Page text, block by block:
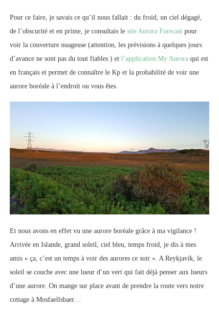
Pour ce faire, je savais ce qu’il nous fallait : du froid, un ciel dégagé,
de l’obscurité et en prime, je consultais le site Aurora Forecast pour
voir la couverture nuageuse (attention, les prévisions à quelques jours
d’avance ne sont pas du tout fiables ) et l’application My Aurora qui est
en français et permet de connaître le Kp et la probabilité de voir une
aurore boréale à l’endroit ou vous êtes.
Et nous avons en effet vu une aurore boréale grâce à ma vigilance !
Arrivée en Islande, grand soleil, ciel bleu, temps froid, je dis à mes
amis « ça, c’est un temps à voir des aurores ce soir ». A Reykjavík, le
soleil se couche avec une lueur d’un vert qui fait déjà penser aux lueurs
d’une aurore. On mange sur place avant de prendre la route vers notre
cottage à Mosfaellsbaer…